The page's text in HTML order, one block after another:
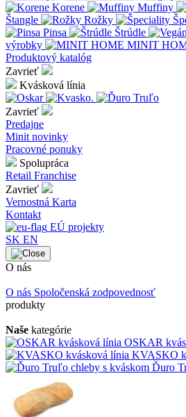
Korene
Muffiny
Štangle
Rožky
Pinsa
Štrúdle
výrobky
MINIT
Produktový katalóg
Zavrieť
Kvásková línia
Zavrieť
Predajne
Minit novinky
Pracovné ponuky
Spolupráca
Retail Franchise
Zavrieť
Vernostná Karta
Kontakt
EÚ projekty
SK EN
O nás
O nás Spoločenská zodpovednosť
produkty
Naše kategórie
OSKAR
KVASKO
Ďuro